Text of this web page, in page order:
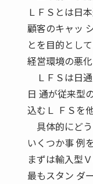
ＬＦＳとは日
顧客のキャッ
とを目的として
経営環境の悪
ＬＦＳは日通
日 通が従来型
込むＬ ＦＳを
具体的にどう
いくつか事 例
まずは輸入型Ｖ
最もスタン ダ